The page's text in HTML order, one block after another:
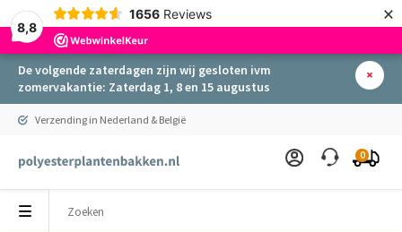
8,8
1656 Reviews ×
De volgende zaterdagen zijn wij gesloten ivm
zomervakantie: Zaterdag 1, 8 en 15 augustus
Verzending in Nederland & België
0